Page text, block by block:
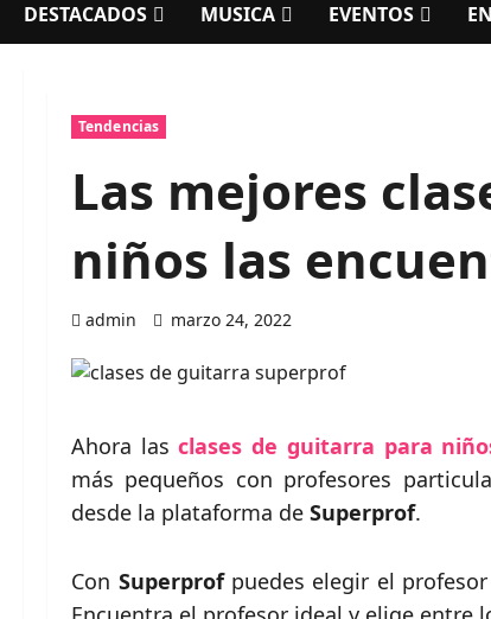
DESTACADOS MUSICA EVENTOS
Tendencias
Las mejores
niños las
admin marzo 24, 2022
Ahora las clases de guitarra para
más pequeños con profesores
desde la plataforma de Superprof.
Con Superprofpuedes elegir el